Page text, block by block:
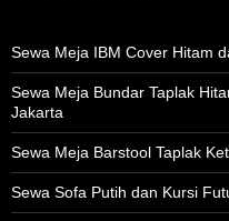
Sewa Meja IBM Cover Hitam
Sewa Meja Bundar Taplak
Jakarta
Sewa Meja Barstool Taplak
Sewa Sofa Putih dan Kursi